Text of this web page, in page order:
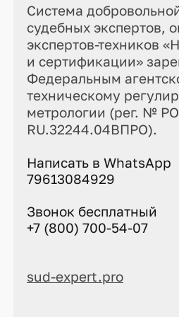
Система
судебных экспертов,
экспертов-техников
и сертификации»
Федеральным
техническому
метрологии (рег. №
RU.32244.04ВПРО).
Написать в WhatsApp
79613084929
Звонок бесплатный
+7 (800) 700-54-07
sud-expert.pro